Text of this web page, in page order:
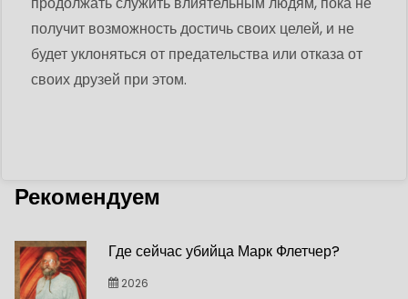
получит возможность достичь своих целей, и не
будет уклоняться от предательства или отказа от
своих друзей при этом.
Рекомендуем
Где сейчас убийца Марк Флетчер?
2026